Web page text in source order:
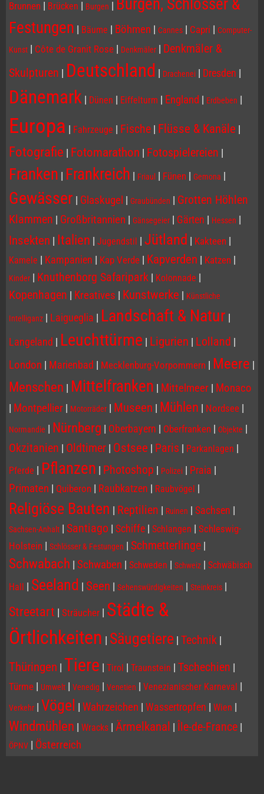
Brunnen | Brücken | Burgen | Burgen, Schlösser &
Festungen | Bäume | Böhmen | Cannes | Capri | Computer-
Kunst | Côte de Granit Rose | Denkmäler | Denkmäler &
Skulpturen | Deutschland | Drachenei | Dresden |
Dänemark | Dünen | Eiffelturm | England | Erdbeben |
Europa | Fahrzeuge | Fische | Flüsse & Kanäle |
Fotografie | Fotomarathon | Fotospielereien |
Franken | Frankreich | Friaul | Fünen | Gemona |
Gewässer | Glaskugel | Graubünden | Grotten Höhlen
Klammen | Großbritannien | Gänsegeier | Gärten | Hessen |
Insekten | Italien | Jugendstil | Jütland | Kakteen |
Kamele | Kampanien | Kap Verde | Kapverden | Katzen |
Kinder | Knuthenborg Safaripark | Kolonnade |
Kopenhagen | Kreatives | Kunstwerke | Künstliche
Intelliganz | Laigueglia | Landschaft & Natur |
Langeland | Leuchttürme | Ligurien | Lolland |
London | Marienbad | Mecklenburg-Vorpommern | Meere |
Menschen | Mittelfranken | Mittelmeer | Monaco
| Montpellier | Motorräder | Museen | Mühlen | Nordsee |
Normandie | Nürnberg | Oberbayern | Oberfranken | Objekte |
Okzitanien | Oldtimer | Ostsee | Paris | Parkanlagen |
Pferde | Pflanzen | Photoshop | Polizei | Praia |
Primaten | Quiberon | Raubkatzen | Raubvögel |
Religiöse Bauten | Reptilien | Ruinen | Sachsen |
Sachsen-Anhalt | Santiago | Schiffe | Schlangen | Schleswig-
Holstein | Schlösser & Festungen | Schmetterlinge |
Schwabach | Schwaben | Schweden | Schweiz | Schwäbisch
Hall
| Seeland | Seen | Sehenswürdigkeiten | Steinkreis |
Streetart | Sträucher | Städte &
Örtlichkeiten | Säugetiere | Technik |
Thüringen | Tiere | Tirol | Traunstein | Tschechien |
Türme | Umwelt | Venedig | Venetien | Venezianischer Karneval |
Verkehr | Vögel | Wahrzeichen | Wassertropfen | Wien |
Windmühlen | Wracks | Ärmelkanal | Île-de-France |
ÖPNV | Österreich